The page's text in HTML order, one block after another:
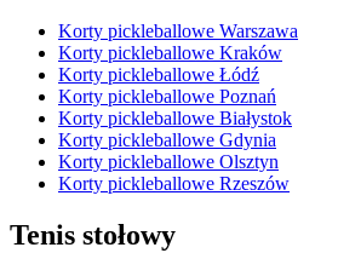
Korty pickleballowe Warszawa
Korty pickleballowe Kraków
Korty pickleballowe Łódź
Korty pickleballowe Poznań
Korty pickleballowe Białystok
Korty pickleballowe Gdynia
Korty pickleballowe Olsztyn
Korty pickleballowe Rzeszów
Tenis stołowy